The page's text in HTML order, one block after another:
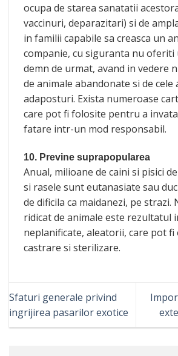
ocupa de starea sanatatii
vaccinuri, deparazitari) si de
in familii capabile sa creasca un
companie, cu siguranta nu oferiti
demn de urmat, avand in vedere
de animale abandonate si de cele
adaposturi. Exista numeroase
care pot fi folosite pentru a
fatare intr-un mod responsabil.
10. Previne suprapopularea
Anual, milioane de caini si pisici
si rasele sunt eutanasiate sau
de dificila ca maidanezi, pe strazi.
ridicat de animale este rezultatul
neplanificate, aleatorii, care pot
castrare si sterilizare.
Sfaturi generale privind
ingrijirea pasarilor exotice